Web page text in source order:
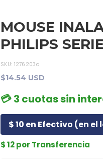
MOUSE
PHILIPS
SKU: 1276203a
$14.54 USD
💳 3 cuotas sin
$ 10 en Efectivo (en el
$ 12 por Transferencia